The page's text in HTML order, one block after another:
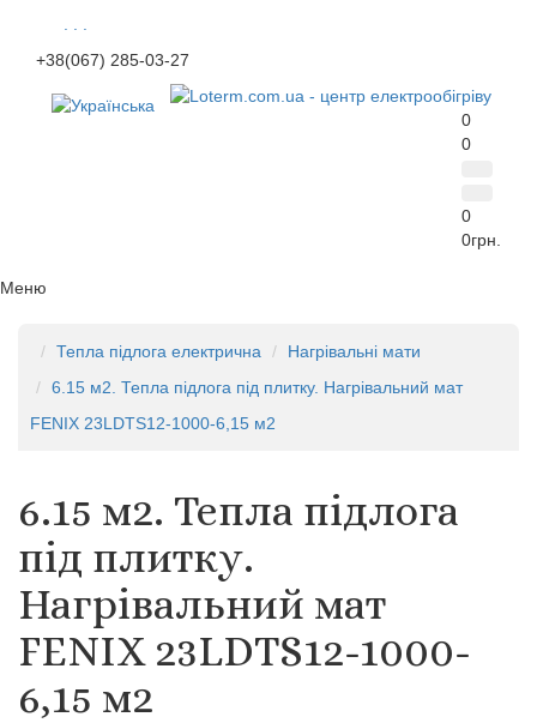
+38(067) 285-03-27
0
0
0
0грн.
Меню
Тепла підлога електрична
Нагрівальні мати
6.15 м2. Тепла підлога під плитку. Нагрівальний мат
FENIX 23LDTS12-1000-6,15 м2
6.15 м2. Тепла підлога
під плитку.
Нагрівальний мат
FENIX 23LDTS12-1000-
6,15 м2